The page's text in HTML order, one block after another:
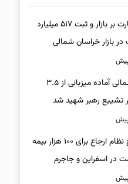
تشدید نظارت بر بازار و ثبت ۵۱۷ میلیارد
در بازار خراسان شمالی
خراسان شمالی آماده میزبانی از ۳.۵
تشییع رهبر شهید شد
اجرای طرح نظام ارجاع برای ۱۰۰ هزار بیمه
در اسفراین و جاجرم